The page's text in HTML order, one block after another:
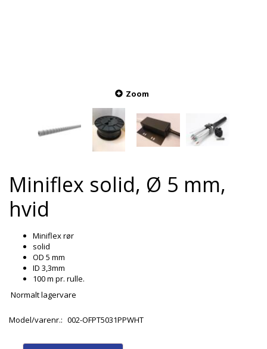
Zoom
Miniflex solid, Ø 5 mm,
hvid
Miniflex rør
solid
OD 5 mm
ID 3,3mm
100 m pr. rulle.
Normalt lagervare
Model/varenr.: 002-OFPT5031PPWHT